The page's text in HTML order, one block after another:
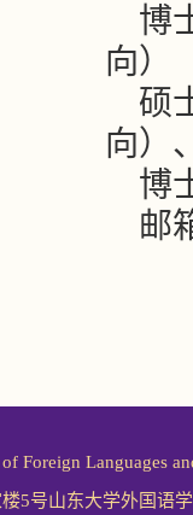
博
向）
硕
向）
博
邮
Foreign Languages
5号山东大学外国语